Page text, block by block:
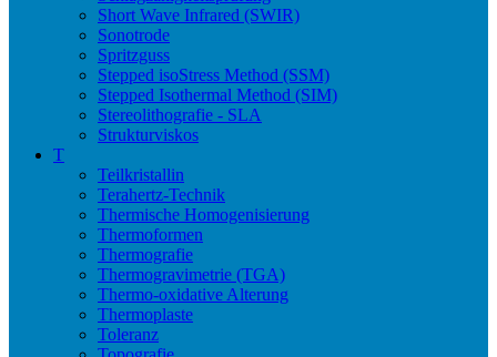
Short Wave Infrared (SWIR)
Sonotrode
Spritzguss
Stepped isoStress Method (SSM)
Stepped Isothermal Method (SIM)
Stereolithografie - SLA
Strukturviskos
T
Teilkristallin
Terahertz-Technik
Thermische Homogenisierung
Thermoformen
Thermografie
Thermogravimetrie (TGA)
Thermo-oxidative Alterung
Thermoplaste
Toleranz